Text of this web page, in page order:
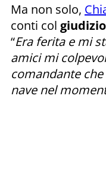
Ma non solo,
conti col giudizio
“Era ferita e mi
amici mi
comandante
nave nel